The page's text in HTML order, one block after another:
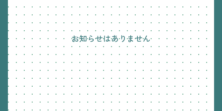
お知らせはありません